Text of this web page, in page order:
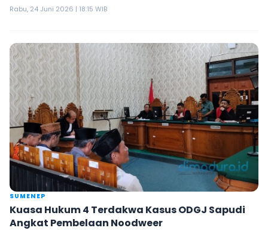
Rabu, 24 Juni 2026 | 18:15 WIB
SUMENEP
Kuasa Hukum 4 Terdakwa Kasus ODGJ Sapudi
Angkat Pembelaan Noodweer